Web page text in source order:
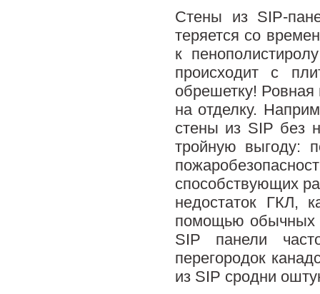
Стены из SIP-
теряется со
к
происходит с
обрешетку! Ровная
на отделку.
стены из SIP без
тройную выгоду:
способствующих
недостаток ГКЛ,
помощью обычных
SIP панели
перегородок
из SIP сродни